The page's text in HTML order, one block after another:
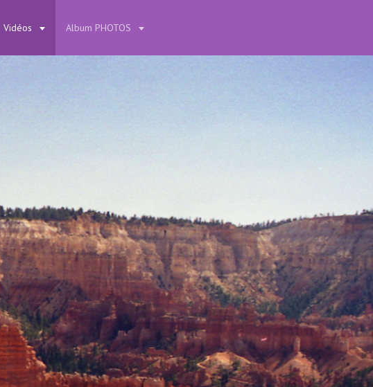
Vidéos Album PHOTOS